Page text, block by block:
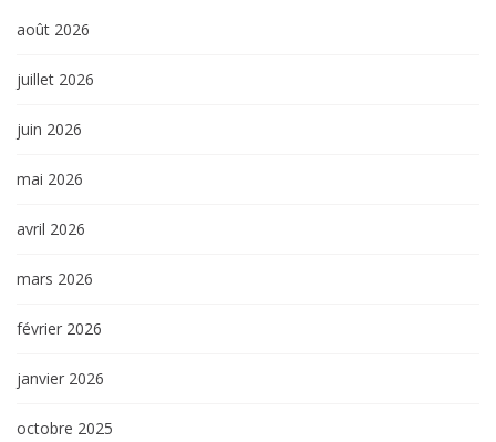
août 2026
juillet 2026
juin 2026
mai 2026
avril 2026
mars 2026
février 2026
janvier 2026
octobre 2025